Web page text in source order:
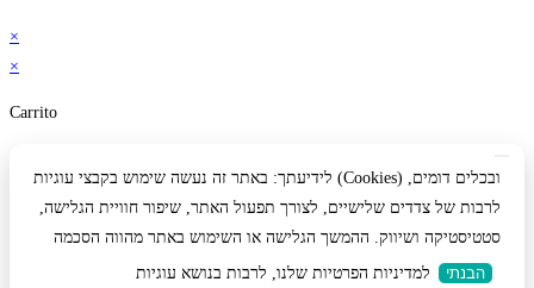
×
×
Carrito
לידיעתך: באתר זה נעשה שימוש בקבצי עוגיות (Cookies) ובכלים דומים,
לרבות של צדדים שלישיים, לצורך תפעול האתר, שיפור חוויית הגלישה,
סטטיסטיקה ושיווק. ההמשך הגלישה או השימוש באתר מהווה הסכמה
למדיניות הפרטיות שלנו, לרבות בנושא עוגיות
הבנתי